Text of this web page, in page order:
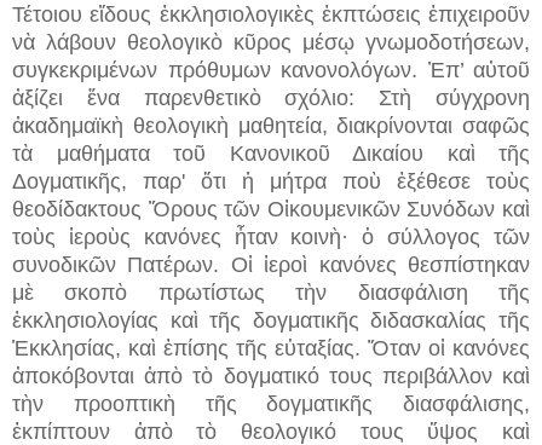
Τέτοιου εἴδους ἐκκλησιολογικὲς ἐκπτώσεις ἐπιχειροῦν
νὰ λάβουν θεολογικὸ κῦρος μέσῳ γνωμοδοτήσεων,
συγκεκριμένων πρόθυμων κανονολόγων. Ἐπ’ αὐτοῦ
ἀξίζει ἕνα παρενθετικὸ σχόλιο: Στὴ σύγχρονη
ἀκαδημαϊκὴ θεολογικὴ μαθητεία, διακρίνονται σαφῶς
τὰ μαθήματα τοῦ Κανονικοῦ Δικαίου καὶ τῆς
Δογματικῆς, παρ' ὅτι ἡ μήτρα ποὺ ἐξέθεσε τοὺς
θεοδίδακτους Ὅρους τῶν Οἰκουμενικῶν Συνόδων καὶ
τοὺς ἱεροὺς κανόνες ἦταν κοινὴ· ὁ σύλλογος τῶν
συνοδικῶν Πατέρων. Οἱ ἱεροὶ κανόνες θεσπίστηκαν
μὲ σκοπὸ πρωτίστως τὴν διασφάλιση τῆς
ἐκκλησιολογίας καὶ τῆς δογματικῆς διδασκαλίας τῆς
Ἐκκλησίας, καὶ ἐπίσης τῆς εὐταξίας. Ὅταν οἱ κανόνες
ἀποκόβονται ἀπὸ τὸ δογματικό τους περιβάλλον καὶ
τὴν προοπτικὴ τῆς δογματικῆς διασφάλισης,
ἐκπίπτουν ἀπὸ τὸ θεολογικό τους ὕψος καὶ